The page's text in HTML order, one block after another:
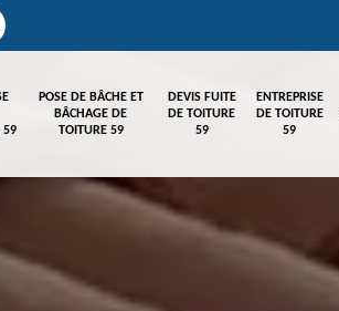
59
POSE DE BÂCHE ET
BÂCHAGE DE
TOITURE 59
DEVIS FUITE
DE TOITURE
59
ENTREPRISE
DE TOITURE
59